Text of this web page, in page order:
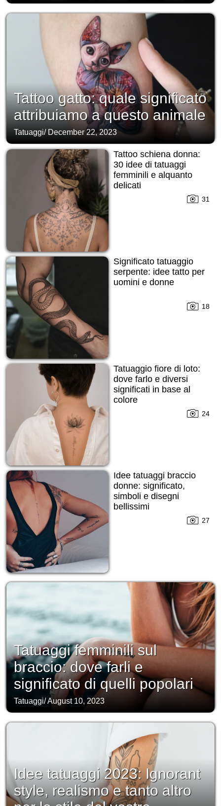
Tattoo gatto: quale significato
attribuiamo a questo animale
Tatuaggi/ December 22, 2023
Tattoo schiena donna:
30 idee di tatuaggi
femminili e alquanto
delicati
31
Significato tatuaggio
serpente: idee tatto per
uomini e donne
18
Tatuaggio fiore di loto:
dove farlo e diversi
significati in base al
colore
24
Idee tatuaggi braccio
donne: significato,
simboli e disegni
bellissimi
27
Tatuaggi femminili sul
braccio: dove farli e
significato di quelli popolari
Tatuaggi/August 10, 2023
Idee tatuaggi 2023: Ignorant
style, realismo e tanto altro